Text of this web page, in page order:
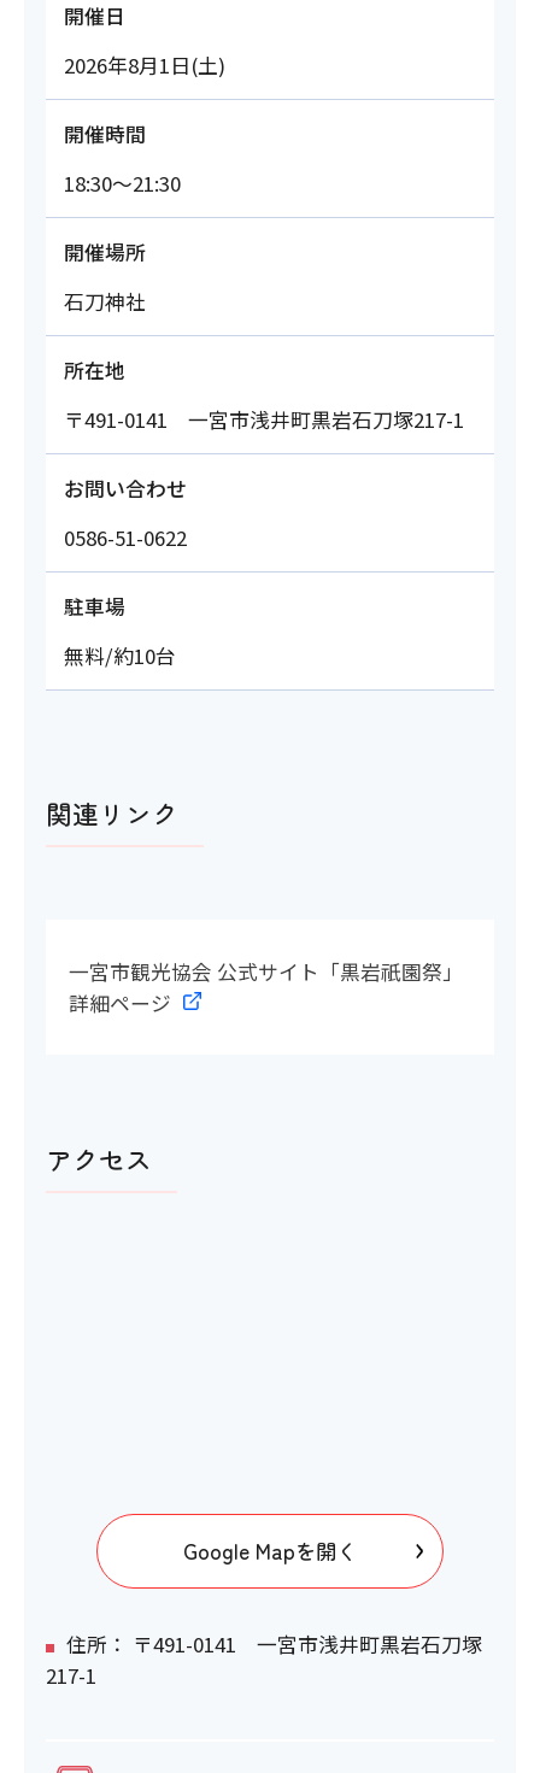
開催日
2026年8月1日(土)
開催時間
18:30～21:30
開催場所
石刀神社
所在地
〒491-0141 一宮市浅井町黒岩石刀塚217-1
お問い合わせ
0586-51-0622
駐車場
無料/約10台
関連リンク
一宮市観光協会 公式サイト「黒岩祇園祭」
詳細ページ
アクセス
Google Mapを開く
住所： 〒491-0141 一宮市浅井町黒岩石刀塚
217-1